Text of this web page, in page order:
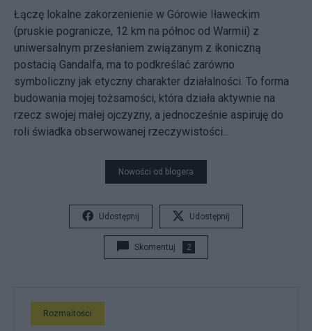
Łączę lokalne zakorzenienie w Górowie Iławeckim
(pruskie pogranicze, 12 km na północ od Warmii) z
uniwersalnym przesłaniem związanym z ikoniczną
postacią Gandalfa, ma to podkreślać zarówno
symboliczny jak etyczny charakter działalności. To forma
budowania mojej tożsamości, która działa aktywnie na
rzecz swojej małej ojczyzny, a jednocześnie aspiruję do
roli świadka obserwowanej rzeczywistości...
Nowości od blogera
Udostępnij Udostępnij
Skomentuj 2
Rozmaitości